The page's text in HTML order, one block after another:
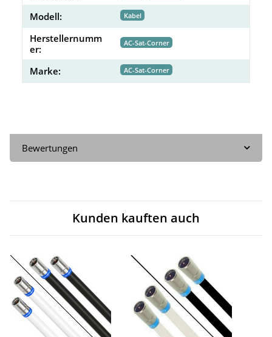
Modell: Kabel
Herstellernumm
er:
AC-Sat-Corner
Marke: AC-Sat-Corner
Bewertungen
Kunden kauften auch